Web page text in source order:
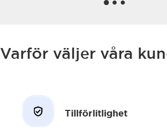
Varför väljer våra
Tillförlitlighet